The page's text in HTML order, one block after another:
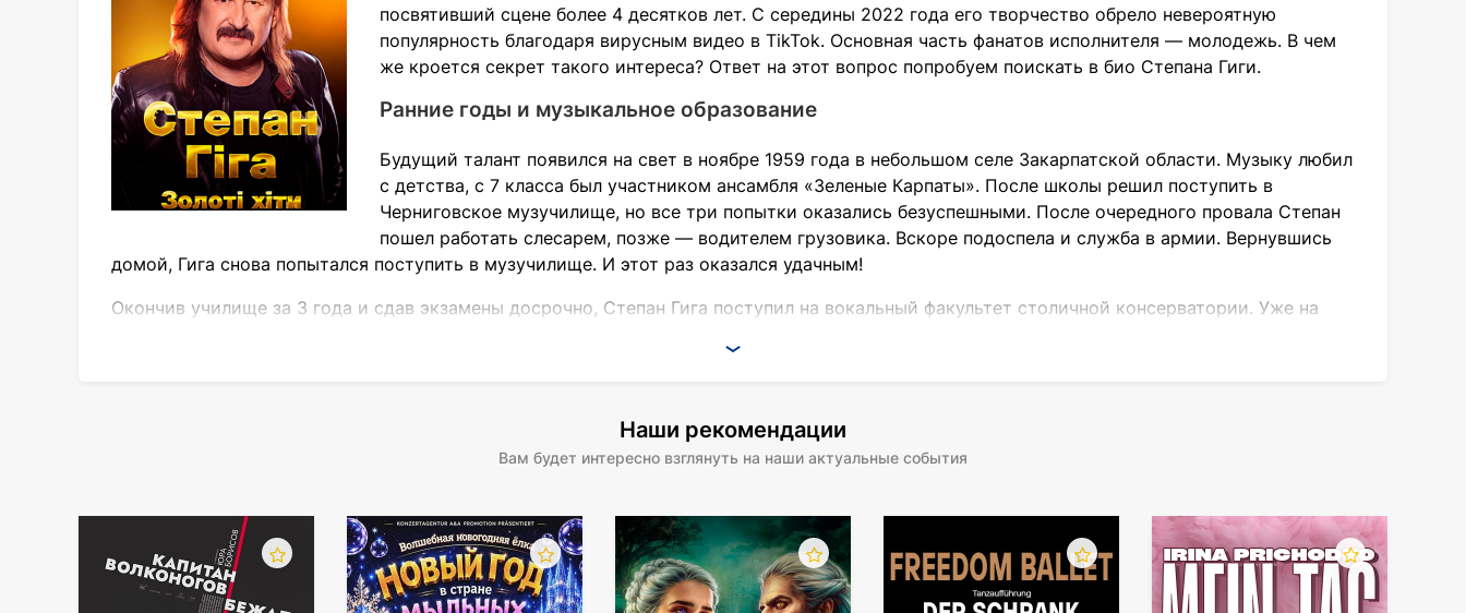
посвятивший сцене более 4 десятков лет. С середины 2022 года его творчество обрело невероятную
популярность благодаря вирусным видео в TikTok. Основная часть фанатов исполнителя — молодежь. В чем
же кроется секрет такого интереса? Ответ на этот вопрос попробуем поискать в био Степана Гиги.
Ранние годы и музыкальное образование
Будущий талант появился на свет в ноябре 1959 года в небольшом селе Закарпатской области. Музыку любил
с детства, с 7 класса был участником ансамбля «Зеленые Карпаты». После школы решил поступить в
Черниговское музучилище, но все три попытки оказались безуспешными. После очередного провала Степан
пошел работать слесарем, позже — водителем грузовика. Вскоре подоспела и служба в армии. Вернувшись
домой, Гига снова попытался поступить в музучилище. И этот раз оказался удачным!
Окончив училище за 3 года и сдав экзамены досрочно, Степан Гига поступил на вокальный факультет столичной консерватории. Уже на
Творческие достижения и награды певца
Третий по счету диск Гиги — «Вулиця Наталі» — можно с легкостью назвать знаковым. В 2002 году его продажи достигли миллионного
тиража. Это сделало Гигу первым артистом в Украине, получившим «Золотой диск». В целом же у него их три. И это не единственные
награды и звания артиста.
Наши рекомендации
Вам будет интересно взглянуть на наши актуальные события